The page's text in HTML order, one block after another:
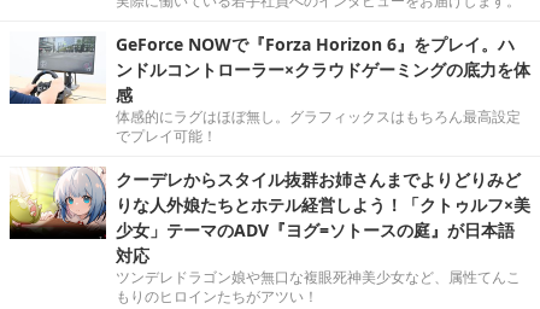
GeForce NOWで『Forza Horizon 6』をプレイ。ハ
ンドルコントローラー×クラウドゲーミングの底力を体
感
体感的にラグはほぼ無し。グラフィックスはもちろん最高設定
でプレイ可能！
クーデレからスタイル抜群お姉さんまでよりどりみど
りな人外娘たちとホテル経営しよう！「クトゥルフ×美
少女」テーマのADV『ヨグ=ソトースの庭』が日本語
対応
ツンデレドラゴン娘や無口な複眼死神美少女など、属性てんこ
もりのヒロインたちがアツい！